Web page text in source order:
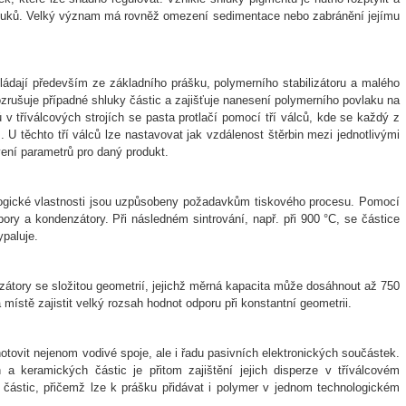
Velký význam má rovněž omezení sedimentace nebo zabránění jejímu
především ze základního prášku, polymerního stabilizátoru a malého
případné shluky částic a zajišťuje nanesení polymerního povlaku na
v tříválcových strojích se pasta protlačí pomocí tří válců, kde se každý z
těchto tří válců lze nastavovat jak vzdálenost štěrbin mezi jednotlivými
parametrů pro daný produkt.
vlastnosti jsou uzpůsobeny požadavkům tiskového procesu. Pomocí
a kondenzátory. Při následném sintrování, např. při 900 °C, se částice
se složitou geometrií, jejichž měrná kapacita může dosáhnout až 750
zajistit velký rozsah hodnot odporu při konstantní geometrii.
nejenom vodivé spoje, ale i řadu pasivních elektronických součástek.
a keramických částic je přitom zajištění jejich disperze v tříválcovém
přičemž lze k prášku přidávat i polymer v jednom technologickém